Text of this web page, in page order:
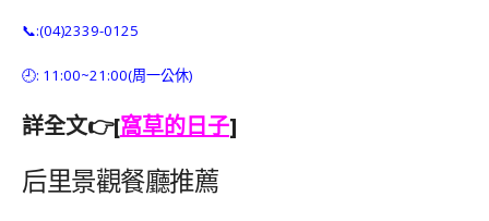
📞:(04)2339-0125
🕘: 11:00~21:00(周一公休)
詳全文👉[窩草的日子]
后里景觀餐廳推薦